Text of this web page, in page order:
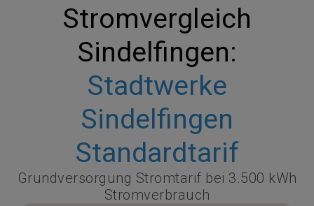
Stromvergleich
Sindelfingen:
Stadtwerke
Sindelfingen
Standardtarif
Grundversorgung Stromtarif bei 3.500 kWh
Stromverbrauch